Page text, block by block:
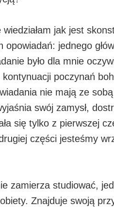
jak jest
opowiadań: jednego
było dla mnie
kontynuacji poczynań
nie mają ze
swój zamysł,
się tylko z pierwszej
części jesteśmy
zamierza studiować,
Znajduje swoją